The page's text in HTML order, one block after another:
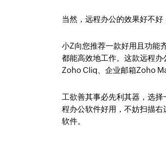
当然，远程办公的效果好不好
小Z向您推荐一款好用且功能
都能高效地工作。这款远程
Zoho Cliq、企业邮箱Zoho
工欲善其事必先利其器，选择
程办公软件好用，不妨扫描
软件。